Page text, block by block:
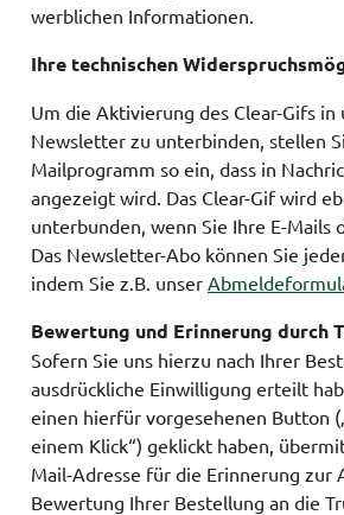
werblichen Informationen.
Ihre technischen
Um die Aktivierung des Clear-Gifs in
Newsletter zu unterbinden, stellen
Mailprogramm so ein, dass in
angezeigt wird. Das Clear-Gif wird
unterbunden, wenn Sie Ihre E-Mails
Das Newsletter-Abo können Sie
indem Sie z.B. unser
Bewertung und Erinnerung durch
Sofern Sie uns hierzu nach Ihrer
ausdrückliche Einwilligung erteilt
einen hierfür vorgesehenen Button
einem Klick“) geklickt haben,
Mail-Adresse für die Erinnerung zur
Bewertung Ihrer Bestellung an die